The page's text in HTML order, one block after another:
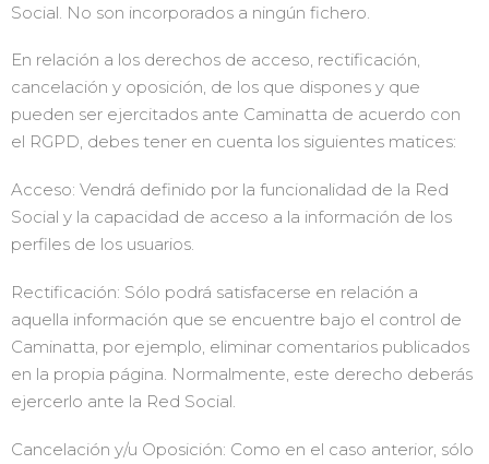
Social. No son incorporados a ningún fichero.
En relación a los derechos de acceso, rectificación,
cancelación y oposición, de los que dispones y que
pueden ser ejercitados ante Caminatta de acuerdo con
el RGPD, debes tener en cuenta los siguientes matices:
Acceso: Vendrá definido por la funcionalidad de la Red
Social y la capacidad de acceso a la información de los
perfiles de los usuarios.
Rectificación: Sólo podrá satisfacerse en relación a
aquella información que se encuentre bajo el control de
Caminatta, por ejemplo, eliminar comentarios publicados
en la propia página. Normalmente, este derecho deberás
ejercerlo ante la Red Social.
Cancelación y/u Oposición: Como en el caso anterior, sólo